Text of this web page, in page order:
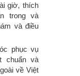
giờ, thích
trong và
và điều
phục vụ
chuẩn và
về Việt